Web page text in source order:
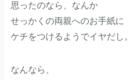
思ったのなら、なんか
せっかくの両親へのお手紙に
ケチをつけるようでイヤだし。
なんなら、